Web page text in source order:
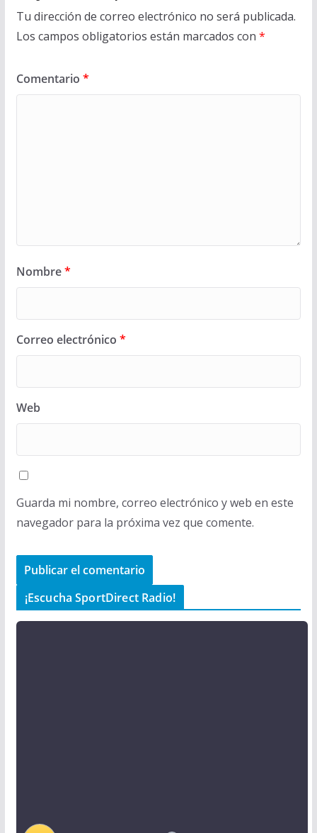
Tu dirección de correo electrónico no será publicada.
Los campos obligatorios están marcados con *
Comentario *
Nombre*
Correo electrónico *
Web
Guarda mi nombre, correo electrónico y web en este
navegador para la próxima vez que comente.
¡Escucha SportDirect Radio!